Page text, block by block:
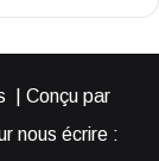
| Conçu par
nous écrire :